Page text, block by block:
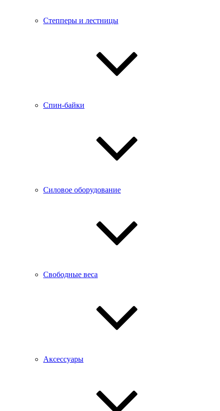
Степперы и лестницы
Спин-байки
Силовое оборудование
Свободные веса
Аксессуары